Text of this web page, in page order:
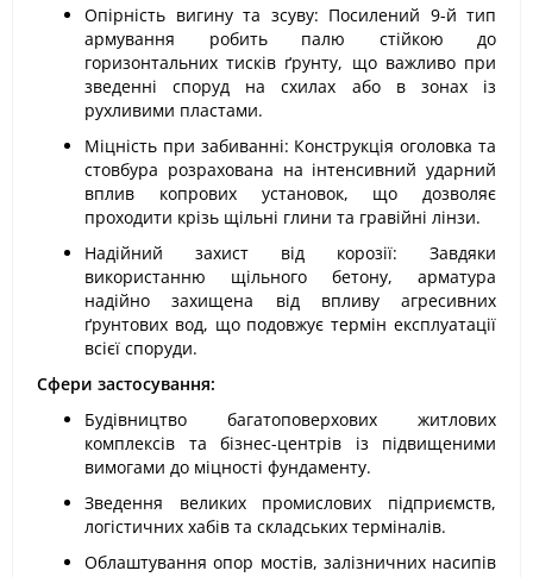
Опірність вигину та зсуву: Посилений 9-й тип
армування робить палю стійкою до
горизонтальних тисків ґрунту, що важливо при
зведенні споруд на схилах або в зонах із
рухливими пластами.
Міцність при забиванні: Конструкція оголовка та
стовбура розрахована на інтенсивний ударний
вплив копрових установок, що дозволяє
проходити крізь щільні глини та гравійні лінзи.
Надійний захист від корозії: Завдяки
використанню щільного бетону, арматура
надійно захищена від впливу агресивних
ґрунтових вод, що подовжує термін експлуатації
всієї споруди.
Сфери застосування:
Будівництво багатоповерхових житлових
комплексів та бізнес-центрів із підвищеними
вимогами до міцності фундаменту.
Зведення великих промислових підприємств,
логістичних хабів та складських терміналів.
Облаштування опор мостів, залізничних насипів